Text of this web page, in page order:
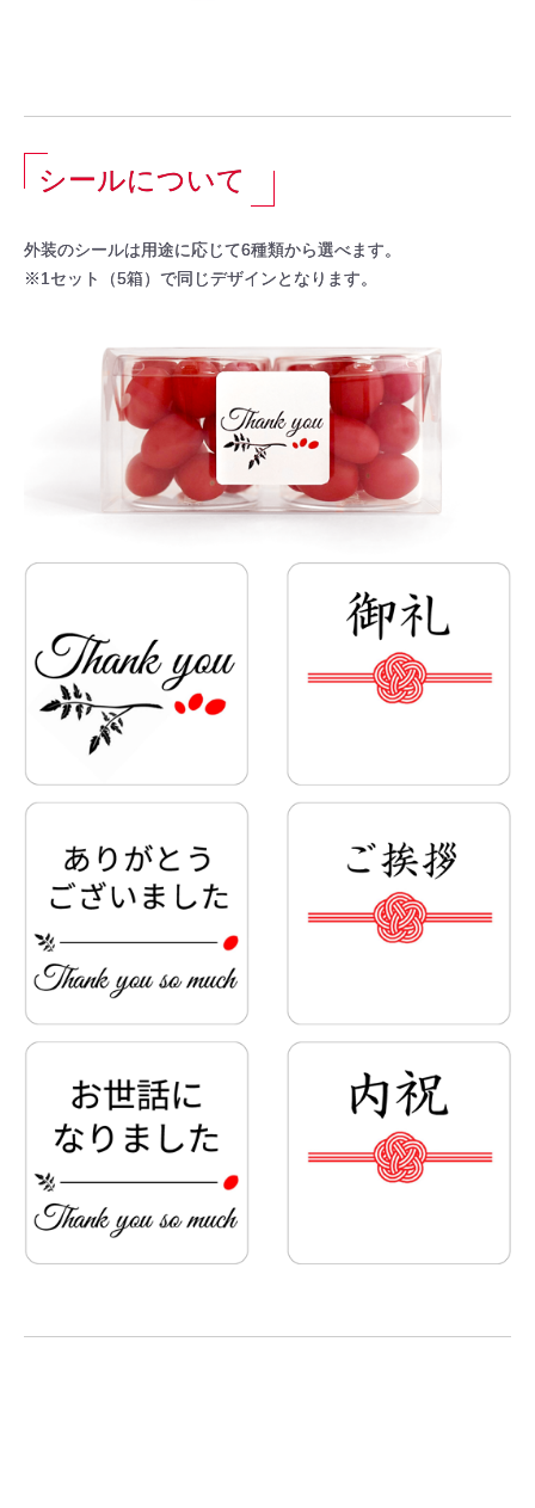
お買い物を続ける
シールについて
外装のシールは用途に応じて6種類から選べます。
※1セット（5箱）で同じデザインとなります。